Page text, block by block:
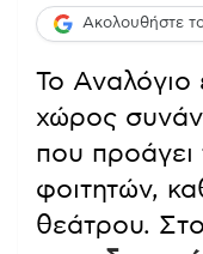
Ακολουθήστε
Το Αναλόγιο
χώρος
που προάγει
φοιτητών,
θεάτρου.